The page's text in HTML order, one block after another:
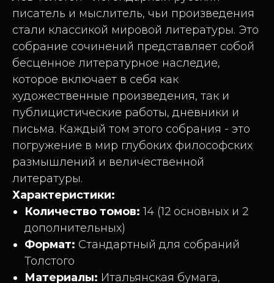
писатель и мыслитель, чьи произведения
стали классикой мировой литературы. Это
собрание сочинений представляет собой
бесценное литературное наследие,
которое включает в себя как
художественные произведения, так и
публицистические работы, дневники и
письма. Каждый том этого собрания - это
погружение в мир глубоких философских
размышлений и величественной
литературы.
Характеристики:
Количество томов: 14 (12 основных и 2
дополнительных)
Формат: Стандартный для собраний
Толстого
Материалы: Итальянская бумага,